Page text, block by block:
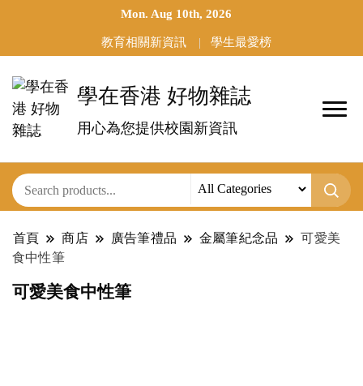
Mon. Aug 10th, 2026
教育相關新資訊 學生最愛榜
學在香港 好物雜誌
用心為您提供校園新資訊
首頁 商店 廣告筆禮品 金屬筆紀念品
可愛美
食中性筆
可愛美食中性筆